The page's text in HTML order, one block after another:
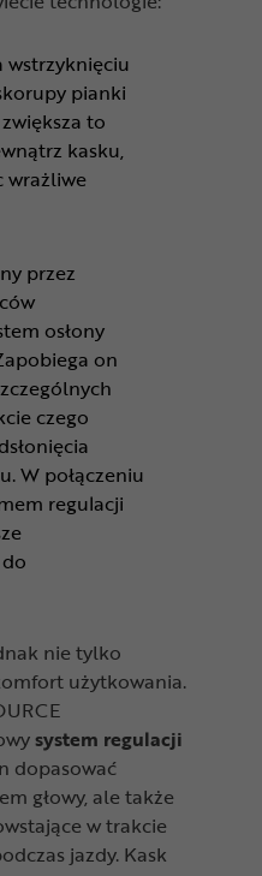
wstrzyknięciu
pianki
to
kasku,
wrażliwe
przez
osłony
on
czego
W połączeniu
regulacji
nie tylko
użytkowania.
system regulacji
dopasować
głowy, ale także
w trakcie
jazdy. Kask